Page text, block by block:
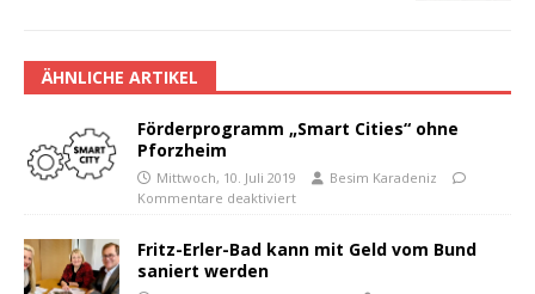
ÄHNLICHE ARTIKEL
Förderprogramm „Smart Cities“ ohne
Pforzheim
Mittwoch, 10. Juli 2019
Besim Karadeniz
Kommentare deaktiviert
Fritz-Erler-Bad kann mit Geld vom Bund
saniert werden